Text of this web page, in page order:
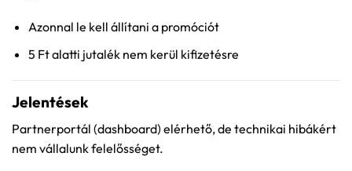
Azonnal le kell állítani a promóciót
5 Ft alatti jutalék nem kerül kifizetésre
Jelentések
Partnerportál (dashboard) elérhető, de technikai hibákért
nem vállalunk felelősséget.